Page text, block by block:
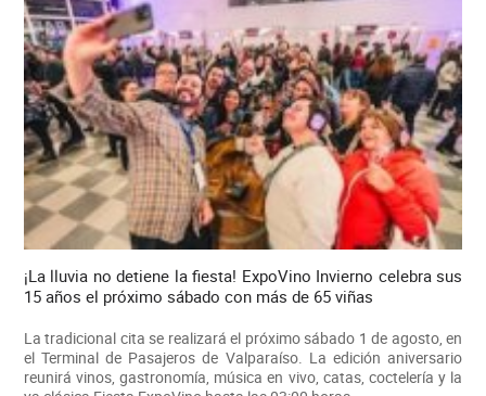
¡La lluvia no detiene la fiesta! ExpoVino Invierno celebra sus
15 años el próximo sábado con más de 65 viñas
La tradicional cita se realizará el próximo sábado 1 de agosto, en
el Terminal de Pasajeros de Valparaíso. La edición aniversario
reunirá vinos, gastronomía, música en vivo, catas, coctelería y la